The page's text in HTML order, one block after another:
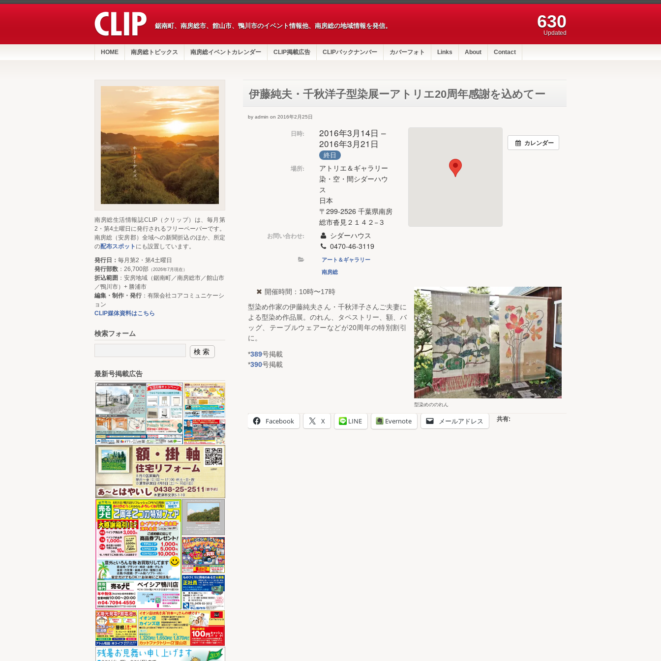
鋸南町、南房総市、館山市、鴨川市のイベント情報他、南房総の地域情報を発信。 630
Updated
HOME 南房総トピックス 南房総イベントカレンダー CLIP掲載広告 CLIPバックナンバー カバーフォト Links About Contact
伊藤純夫・千秋洋子型染展ーアトリエ20周年感謝を込めてー
by admin on 2016年2月25日
カレンダー
日時:
2016年3月14日 –
2016年3月21日
終日
場所:
アトリエ＆ギャラリー
染・空・間シダーハウ
ス
日本
〒299-2526 千葉県南房
総市沓見２１４２−３
お問い合わせ:
シダーハウス
0470-46-3119
アート＆ギャラリー
南房総
型染めののれん
開催時間：10時〜17時
型染め作家の伊藤純夫さん・千秋洋子さんご夫妻に
よる型染め作品展。のれん、タペストリー、額、バ
ッグ、テーブルウェアーなどが20周年の特別割引
に。
*389号掲載
*390号掲載
共有:
Facebook X LINE Evernote メールアドレス
南房総生活情報誌CLIP（クリップ）は、毎月第
2・第4土曜日に発行されるフリーペーパーです。
南房総（安房郡）全域への新聞折込のほか、所定
の配布スポット にも設置しています。
発行日： 毎月第2・第4土曜日
発行部数 ：26,700部 （2026年7月現在）
折込範囲 ：安房地域（鋸南町／南房総市／館山市
／鴨川市）+ 勝浦市
編集・制作・発行：有限会社コアコミュニケーシ
ョン
CLIP媒体資料はこちら
検索フォーム
最新号掲載広告